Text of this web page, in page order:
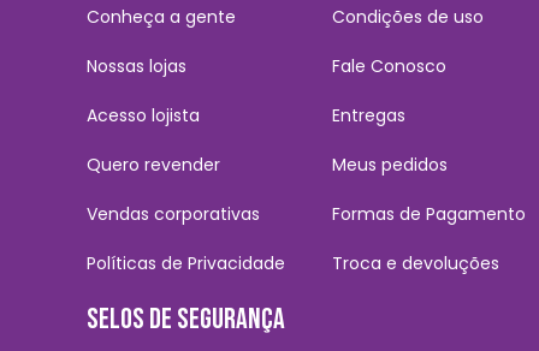
Experimentos antes que caiam nas mãos
como as personalidades diversas
se preparando para o grande festival, o
defeitos. Neste longa, toda a “Ohana” se
os amigos e a família sempre por perto.
Conheça a gente
Nossas lojas
Acesso lojista
Quero revender
Vendas corporativas
Políticas de Privacidade
Condições de uso
Fale Conosco
Entregas
Meus pedidos
Formas de Pagamento
Troca e devoluções
SELOS DE SEGURANÇA